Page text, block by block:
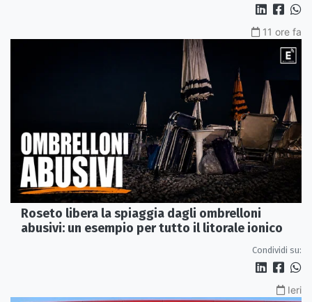
11 ore fa
Roseto libera la spiaggia dagli ombrelloni
abusivi: un esempio per tutto il litorale ionico
Condividi su:
Ieri